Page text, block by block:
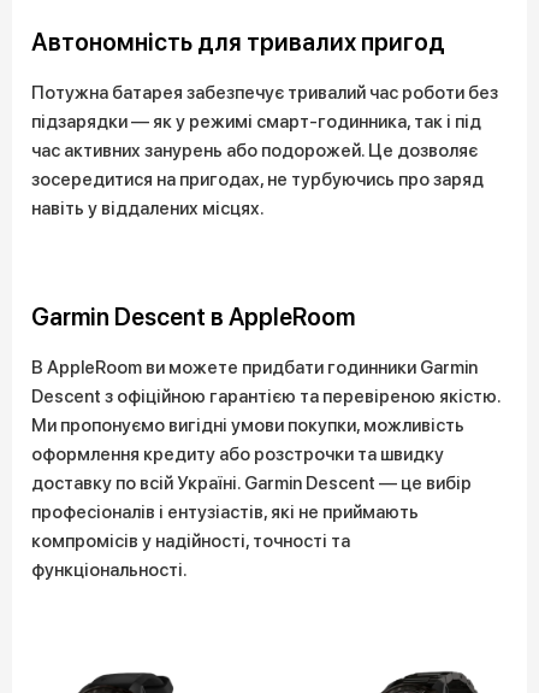
Автономність для тривалих пригод
Потужна батарея забезпечує тривалий час роботи без
підзарядки — як у режимі смарт-годинника, так і під
час активних занурень або подорожей. Це дозволяє
зосередитися на пригодах, не турбуючись про заряд
навіть у віддалених місцях.
Garmin Descent в AppleRoom
В AppleRoom ви можете придбати годинники Garmin
Descent з офіційною гарантією та перевіреною якістю.
Ми пропонуємо вигідні умови покупки, можливість
оформлення кредиту або розстрочки та швидку
доставку по всій Україні. Garmin Descent — це вибір
професіоналів і ентузіастів, які не приймають
компромісів у надійності, точності та
функціональності.